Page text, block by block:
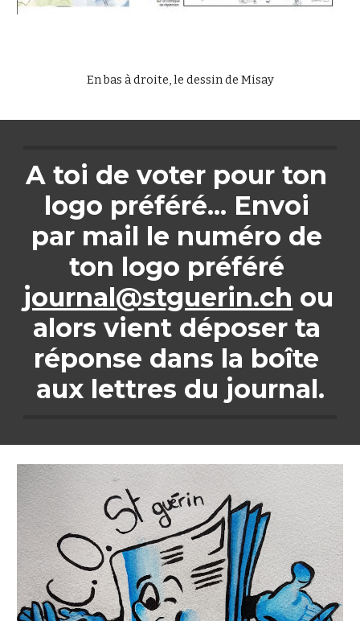
En bas à droite, le dessin de Misay
A toi de voter pour ton
logo préféré... Envoi
par mail le numéro de
journal@stguerin.ch ou
alors vient déposer ta
réponse dans la boîte
aux lettres du journal.